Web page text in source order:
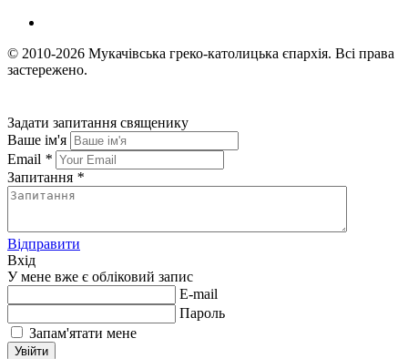
© 2010-2026 Мукачівська греко-католицька єпархія. Всі права
застережено.
Задати запитання священику
Ваше ім'я
Email *
Запитання *
Відправити
Вхід
У мене вже є обліковий запис
E-mail
Пароль
Запам'ятати мене
Увійти